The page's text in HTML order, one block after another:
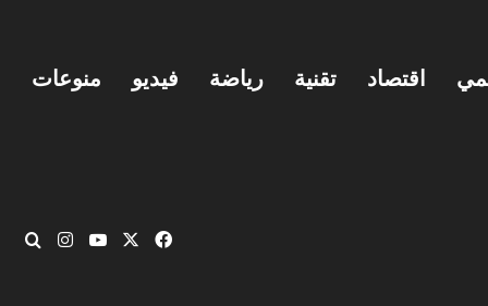
اقتصاد تقنية رياضة فيديو منوعات
فيسبوك ‫YouTube